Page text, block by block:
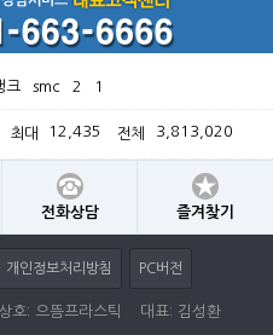
크 smc 2 1
최대 12,435 전체 3,813,020
전화상담 즐겨찾기
개인정보처리방침 PC버전
상호: 으뜸프라스틱
대표: 김성환